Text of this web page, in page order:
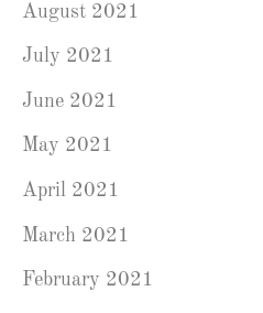
August 2021
July 2021
June 2021
May 2021
April 2021
March 2021
February 2021